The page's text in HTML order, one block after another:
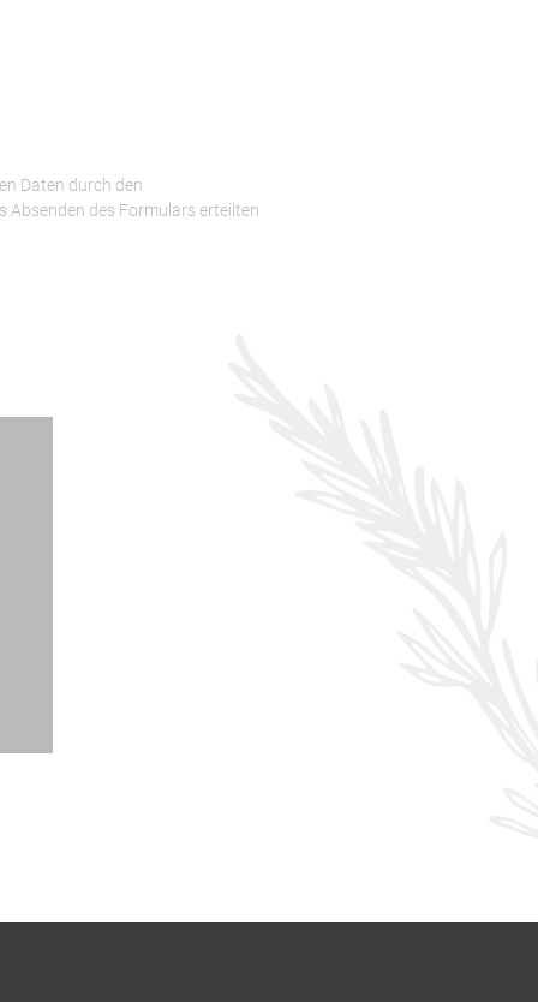
Daten durch den
des Formulars erteilten